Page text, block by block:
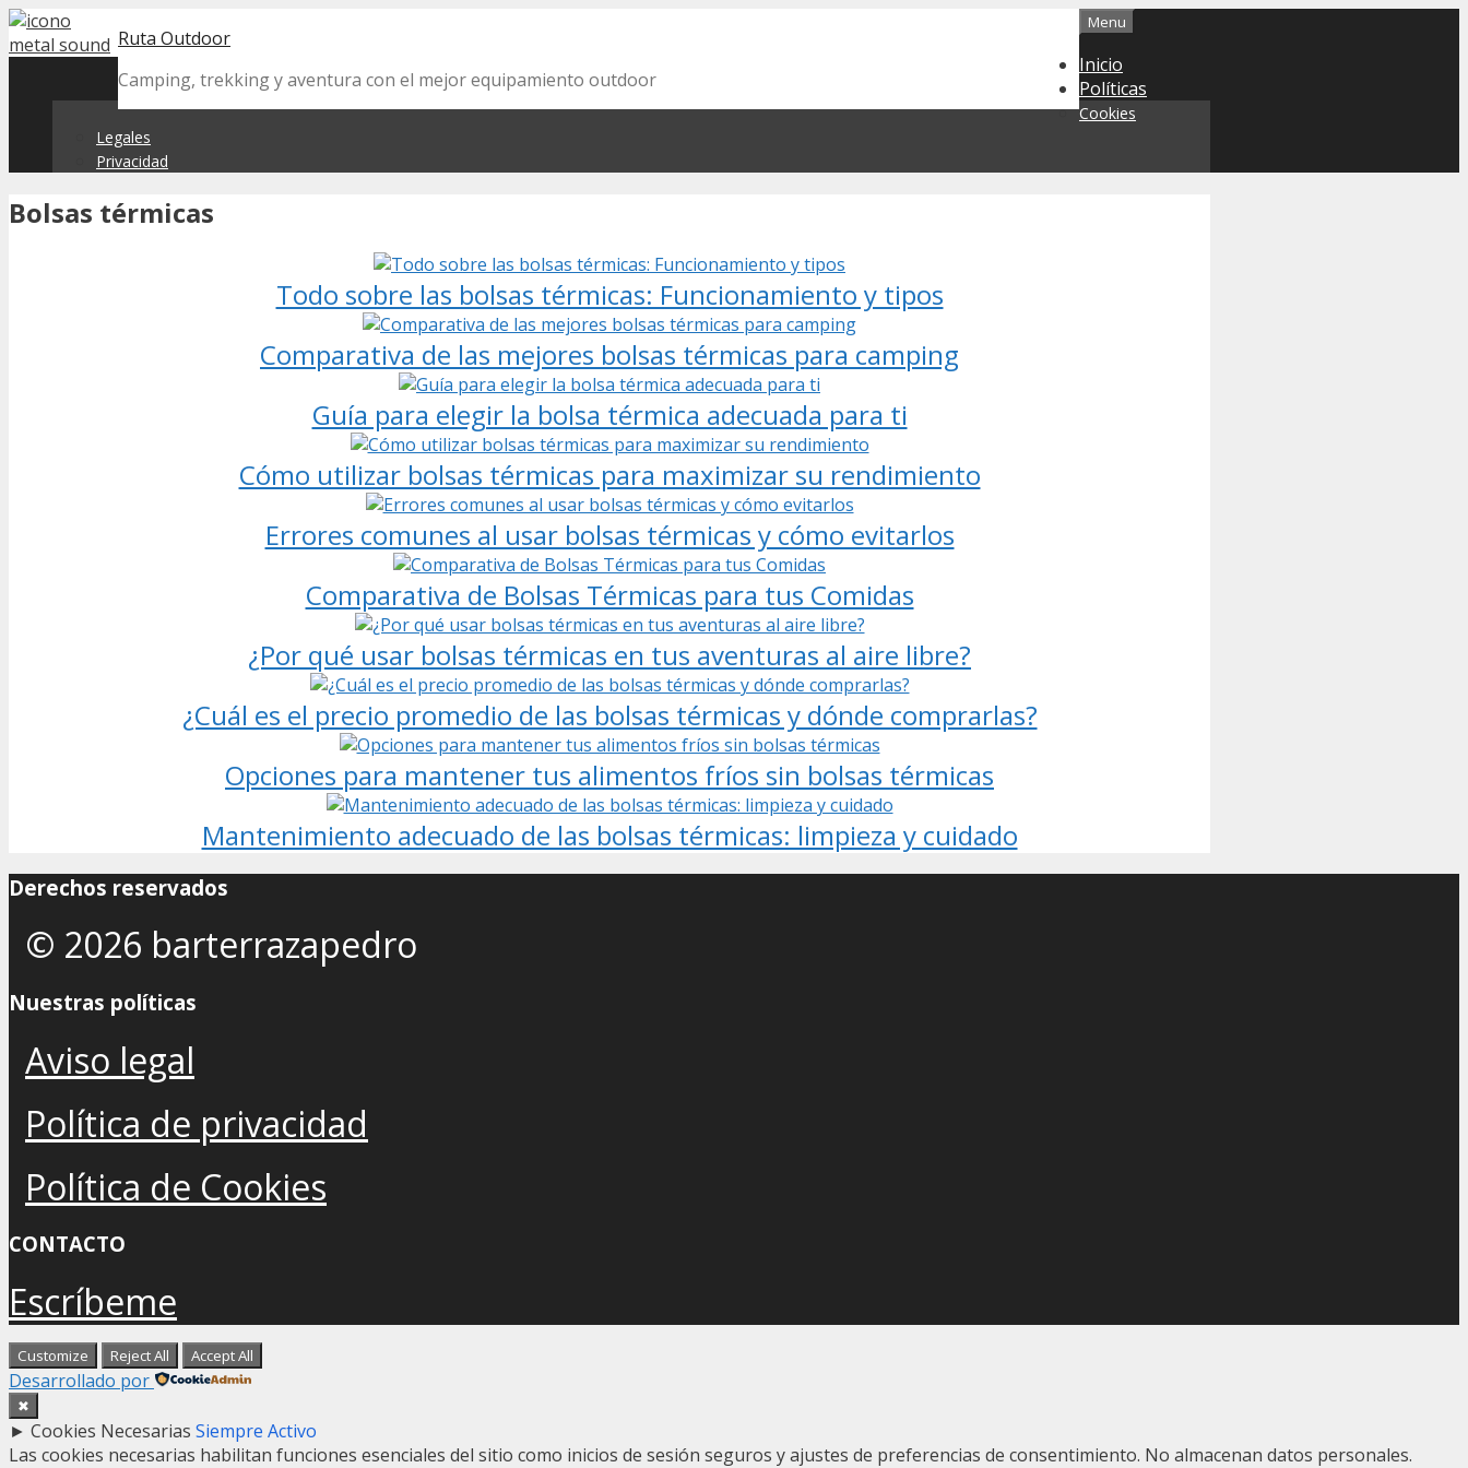
Skip
to
Ruta Outdoor
Camping, trekking y aventura con el mejor equipamiento outdoor
Menu
Inicio
Políticas
Cookies
Legales
Privacidad
Bolsas térmicas
Todo sobre las bolsas térmicas: Funcionamiento y tipos
Comparativa de las mejores bolsas térmicas para camping
Guía para elegir la bolsa térmica adecuada para ti
Cómo utilizar bolsas térmicas para maximizar su rendimiento
Errores comunes al usar bolsas térmicas y cómo evitarlos
Comparativa de Bolsas Térmicas para tus Comidas
¿Por qué usar bolsas térmicas en tus aventuras al aire libre?
¿Cuál es el precio promedio de las bolsas térmicas y dónde comprarlas?
Opciones para mantener tus alimentos fríos sin bolsas térmicas
Mantenimiento adecuado de las bolsas térmicas: limpieza y cuidado
Derechos reservados
© 2026 barterrazapedro
Nuestras políticas
Aviso legal
Política de privacidad
Política de Cookies
CONTACTO
Escríbeme
Customize Reject All Accept All
Desarrollado por
✖
► Cookies Necesarias Siempre Activo
Las cookies necesarias habilitan funciones esenciales del sitio como inicios de sesión seguros y ajustes de preferencias de consentimiento. No almacenan datos personales.